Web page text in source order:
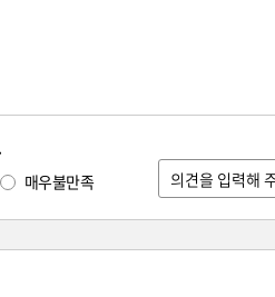
매우불만족